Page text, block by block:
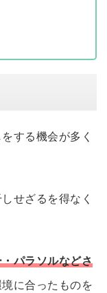
する機会が多く
せざるを得なく
パラソルなどさ
に合ったものを